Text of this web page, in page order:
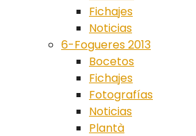
Fichajes
Noticias
6-Fogueres 2013
Bocetos
Fichajes
Fotografías
Noticias
Plantà